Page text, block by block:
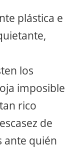
plástica e
los
imposible
rico
de
ante quién